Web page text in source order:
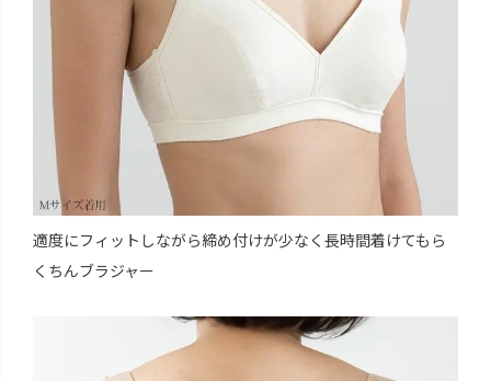
適度にフィットしながら締め付けが少なく長時間着けてもら
くちんブラジャー